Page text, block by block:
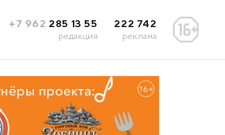
+7 962 285 13 55
редакция
222 742
реклама